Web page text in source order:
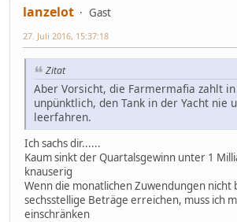
lanzelot
Gast
27. Juli 2016, 15:37:18
Zitat
Aber Vorsicht, die Farmermafia zahlt
unpünktlich, den Tank in der Yacht nie
leerfahren.
Ich sachs dir......
Kaum sinkt der Quartalsgewinn unter 1
knauserig
Wenn die monatlichen Zuwendungen nicht
sechsstellige Beträge erreichen, muss ich
einschränken